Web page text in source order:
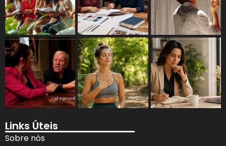
Links Úteis
Sobre nós